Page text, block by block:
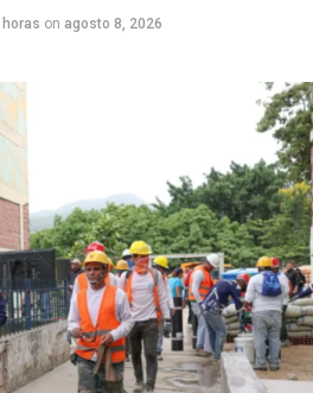
on agosto 8, 2026